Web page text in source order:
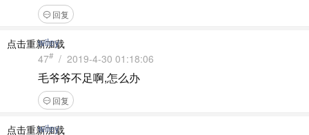
回复
点击重新加载
wiley
47# / 2019-4-30 01:18:06
毛爷爷不足啊,怎么办
回复
点击重新加载
wiley